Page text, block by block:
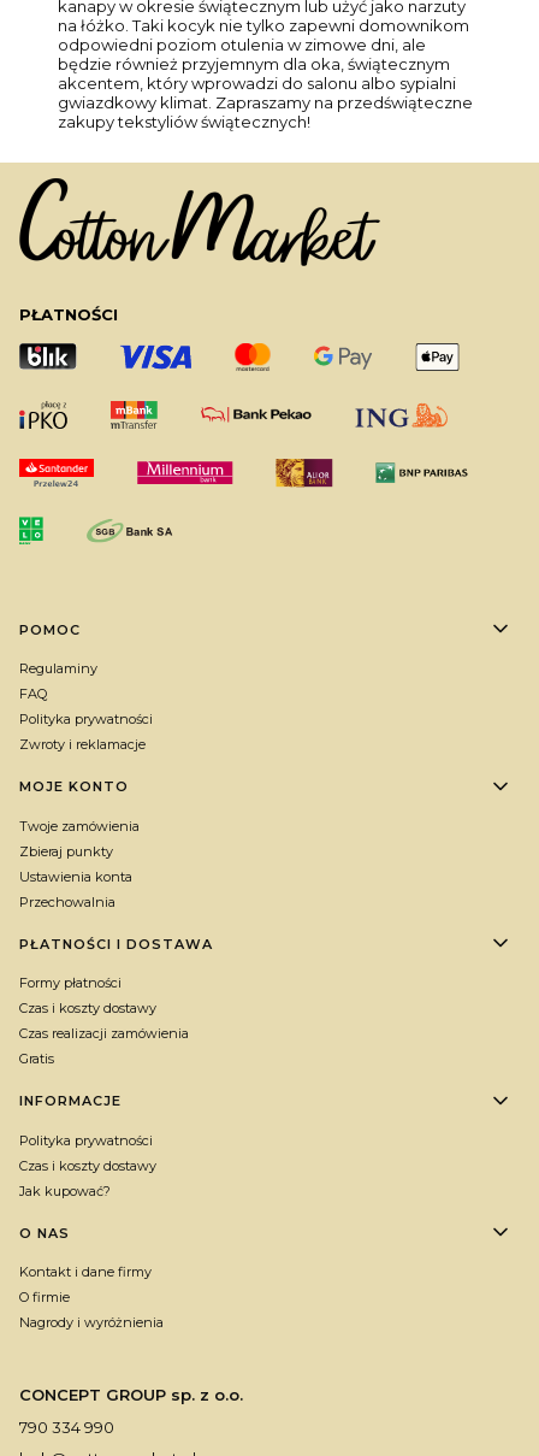
kanapy w okresie świątecznym lub użyć jako narzuty
na łóżko. Taki kocyk nie tylko zapewni domownikom
odpowiedni poziom otulenia w zimowe dni, ale
będzie również przyjemnym dla oka, świątecznym
akcentem, który wprowadzi do salonu albo sypialni
gwiazdkowy klimat. Zapraszamy na przedświąteczne
zakupy tekstyliów świątecznych!
PŁATNOŚCI
Linki w stopce
POMOC
Regulaminy
FAQ
Polityka prywatności
Zwroty i reklamacje
MOJE KONTO
Twoje zamówienia
Zbieraj punkty
Ustawienia konta
Przechowalnia
PŁATNOŚCI I DOSTAWA
Formy płatności
Czas i koszty dostawy
Czas realizacji zamówienia
Gratis
INFORMACJE
Polityka prywatności
Czas i koszty dostawy
Jak kupować?
O NAS
Kontakt i dane firmy
O firmie
Nagrody i wyróżnienia
CONCEPT GROUP sp. z o.o.
790 334 990